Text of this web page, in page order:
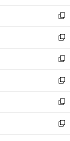
開
く
ウ
で
開
く
ン
ド
ウ
で
開
く
ウ
ィ
ン
ド
ウ
で
開
く
し
い
ウ
ィ
ン
ド
ウ
で
開
く
新
し
い
ウ
ィ
ン
ド
ウ
で
開
く
新
し
い
ウ
ィ
ン
ド
ウ
で
開
新
し
い
ウ
ィ
ン
ド
ウ
新
し
い
ウ
ィ
ン
新
し
い
ウ
新
し